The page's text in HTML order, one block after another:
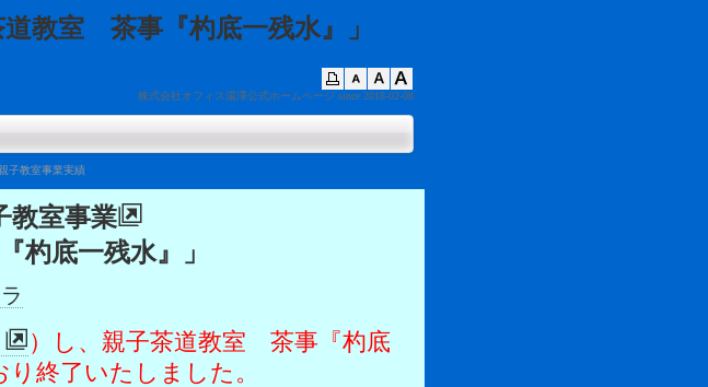
教室 茶事『杓底一残水』」
株式会社オフィス湯澤公式ホームページ since 2018-02-08
子教室事業実績
教室事業
杓底一残水』」
）し、親子茶道教室 茶事『杓底
終了いたしました。